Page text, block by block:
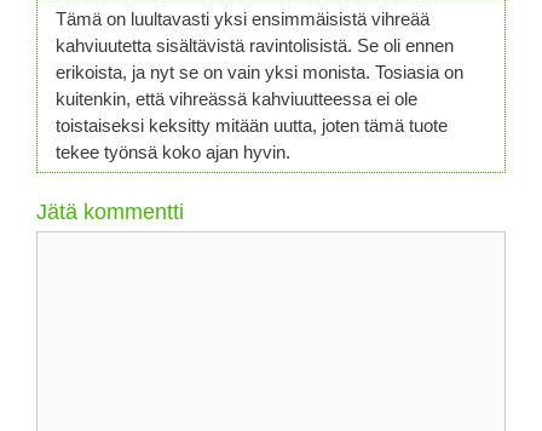
Tämä on luultavasti yksi ensimmäisistä vihreää
kahviuutetta sisältävistä ravintolisistä. Se oli ennen
erikoista, ja nyt se on vain yksi monista. Tosiasia on
kuitenkin, että vihreässä kahviuutteessa ei ole
toistaiseksi keksitty mitään uutta, joten tämä tuote
tekee työnsä koko ajan hyvin.
Jätä kommentti